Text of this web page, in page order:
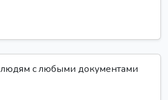
с любыми документами